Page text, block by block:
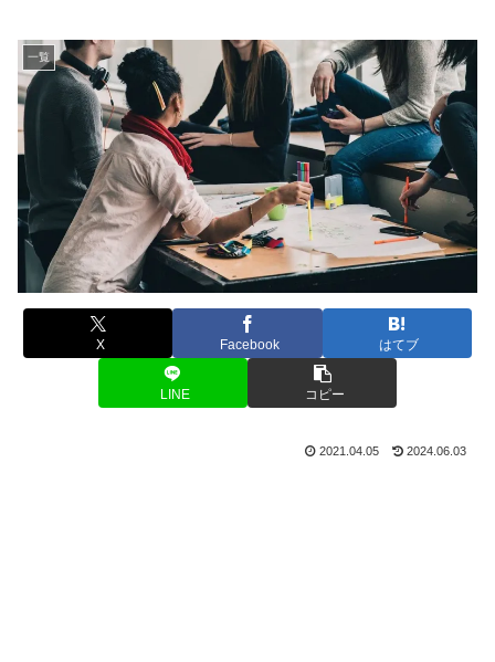
一覧
X Facebook はてブ
LINE コピー
2021.04.05 2024.06.03